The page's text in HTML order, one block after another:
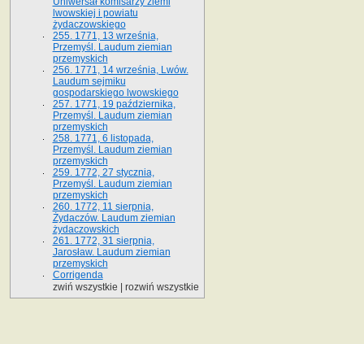
lwowskiej i powiatu
żydaczowskiego
255. 1771, 13 września,
Przemyśl. Laudum ziemian
przemyskich
256. 1771, 14 września, Lwów.
Laudum sejmiku
gospodarskiego lwowskiego
257. 1771, 19 października,
Przemyśl. Laudum ziemian
przemyskich
258. 1771, 6 listopada,
Przemyśl. Laudum ziemian
przemyskich
259. 1772, 27 stycznia,
Przemyśl. Laudum ziemian
przemyskich
260. 1772, 11 sierpnia,
Żydaczów. Laudum ziemian
żydaczowskich
261. 1772, 31 sierpnia,
Jarosław. Laudum ziemian
przemyskich
Corrigenda
zwiń wszystkie
rozwiń wszystkie